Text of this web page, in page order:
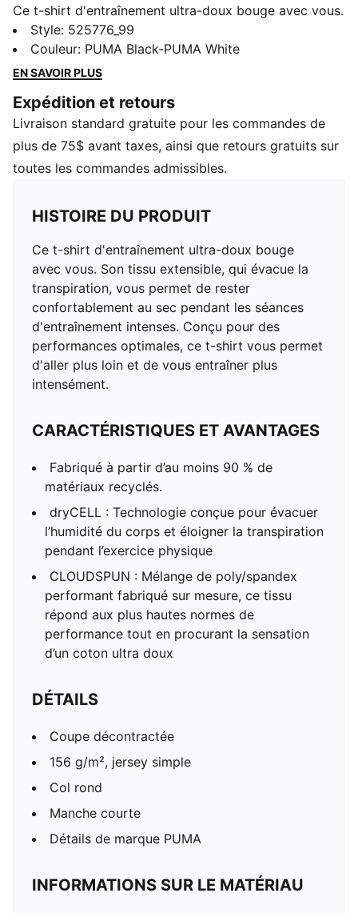
Ce t-shirt d'entraînement ultra-doux bouge avec vous.
Son tissu extensible, qui évacue la transpiration, vous
permet de rester confortablement au sec pendant les
séances d'entraînement intenses. Conçu pour des
plus loin et de vous entraîner plus intensément.
CARACTÉRISTIQUES ET AVANTAGES
Fabriqué à partir d’au moins 90 % de matériaux
recyclés.
physique
CLOUDSPUN : Mélange de poly/spandex performant
fabriqué sur mesure, ce tissu répond aux plus hautes
normes de performance tout en procurant la sensation
d’un coton ultra doux
DÉTAILS
Coupe décontractée
156 g/m², jersey simple
Col rond
Manche courte
Style: 525776_99
Couleur: PUMA Black-PUMA White
EN SAVOIR PLUS
Expédition et retours
Livraison standard gratuite pour les commandes de
plus de 75$ avant taxes, ainsi que retours gratuits sur
toutes les commandes admissibles.
HISTOIRE DU PRODUIT
Ce t-shirt d'entraînement ultra-doux bouge
avec vous. Son tissu extensible, qui évacue la
transpiration, vous permet de rester
confortablement au sec pendant les séances
d'entraînement intenses. Conçu pour des
performances optimales, ce t-shirt vous permet
d'aller plus loin et de vous entraîner plus
intensément.
CARACTÉRISTIQUES ET AVANTAGES
Fabriqué à partir d’au moins 90 % de
matériaux recyclés.
dryCELL : Technologie conçue pour évacuer
l’humidité du corps et éloigner la transpiration
pendant l’exercice physique
CLOUDSPUN : Mélange de poly/spandex
performant fabriqué sur mesure, ce tissu
répond aux plus hautes normes de
performance tout en procurant la sensation
d’un coton ultra doux
DÉTAILS
Coupe décontractée
156 g/m², jersey simple
Col rond
Manche courte
Détails de marque PUMA
INFORMATIONS SUR LE MATÉRIAU